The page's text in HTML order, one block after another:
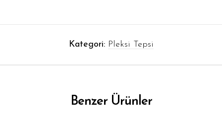
Kategori: Pleksi Tepsi
Benzer Ürünler